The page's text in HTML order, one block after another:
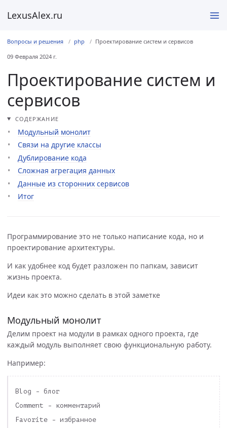
LexusAlex.ru
Вопросы и решения php
Проектирование систем и сервисов
09 Февраля 2024 г.
Проектирование систем и
сервисов
СОДЕРЖАНИЕ
Модульный монолит
Связи на другие классы
Дублирование кода
Сложная агрегация данных
Данные из сторонних сервисов
Итог
Программирование это не только написание кода, но и
проектирование архитектуры.
И как удобнее код будет разложен по папкам, зависит
жизнь проекта.
Идеи как это можно сделать в этой заметке
Модульный монолит
Делим проект на модули в рамках одного проекта, где
каждый модуль выполняет свою функциональную работу.
Например:
Blog - блог
Comment - комментарий
Favorite - избранное